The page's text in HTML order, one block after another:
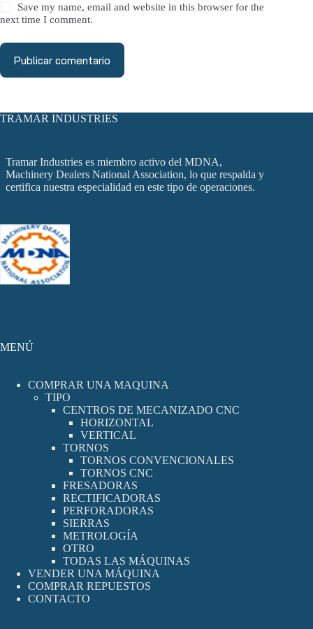
Save my name, email and website in this browser for the
next time I comment.
Publicar comentario
TRAMAR INDUSTRIES
Tramar Industries es miembro activo del MDNA,
Machinery Dealers National Association, lo que respalda y
certifica nuestra especialidad en este tipo de operaciones.
MENÚ
COMPRAR UNA MAQUINA
TIPO
CENTROS DE MECANIZADO CNC
HORIZONTAL
VERTICAL
TORNOS
TORNOS CONVENCIONALES
TORNOS CNC
FRESADORAS
RECTIFICADORAS
PERFORADORAS
SIERRAS
METROLOGÍA
OTRO
TODAS LAS MÁQUINAS
VENDER UNA MÁQUINA
COMPRAR REPUESTOS
CONTACTO